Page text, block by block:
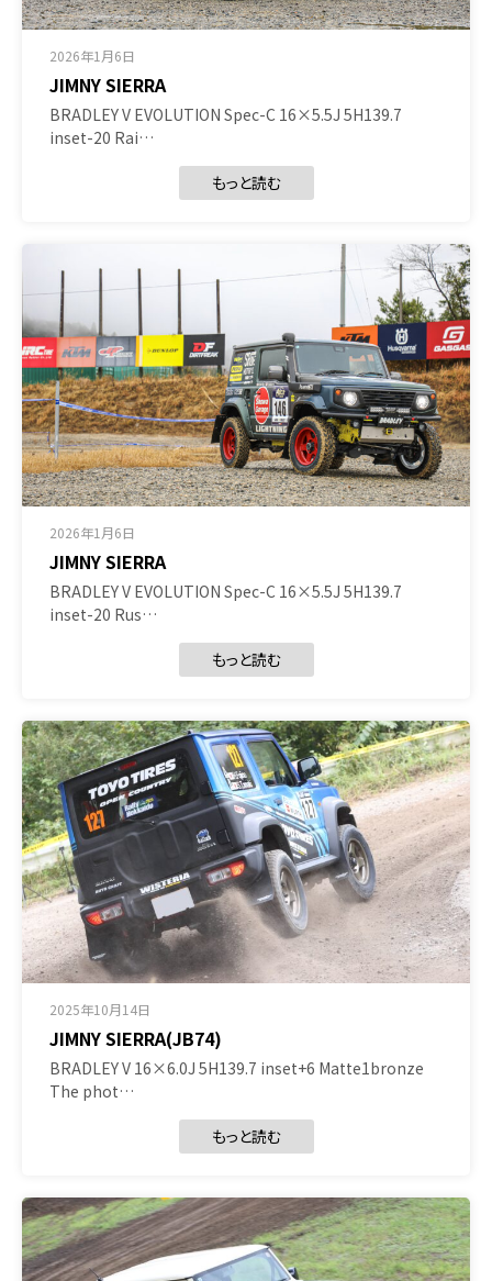
2026年1月6日
JIMNY SIERRA
BRADLEY V EVOLUTION Spec-C 16×5.5J 5H139.7
inset-20 Rai…
もっと読む
2026年1月6日
JIMNY SIERRA
BRADLEY V EVOLUTION Spec-C 16×5.5J 5H139.7
inset-20 Rus…
もっと読む
2025年10月14日
JIMNY SIERRA(JB74)
BRADLEY V 16×6.0J 5H139.7 inset+6 Matte1bronze
The phot…
もっと読む